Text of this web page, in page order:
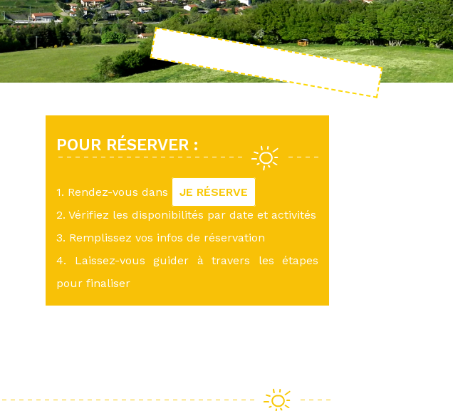
POUR RÉSERVER :
1. Rendez-vous dans
JE RÉSERVE
2. Vérifiez les disponibilités par date et activités
3. Remplissez vos infos de réservation
4. Laissez-vous guider à travers les étapes
pour finaliser